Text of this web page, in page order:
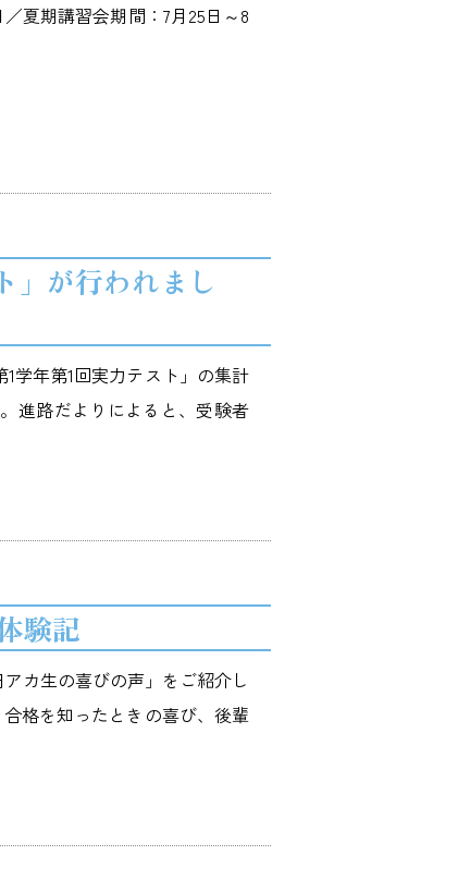
夏期講習会期間：7月25日～8
」が行われまし
学年第1回実力テスト」の集計
進路だよりによると、受験者
験記
カ生の喜びの声」をご紹介し
格を知ったときの喜び、後輩